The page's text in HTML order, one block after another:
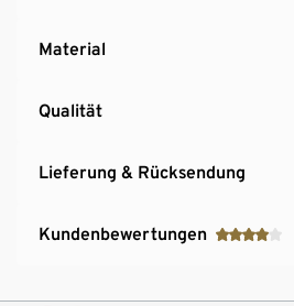
Material
Qualität
Lieferung & Rücksendung
Kundenbewertungen